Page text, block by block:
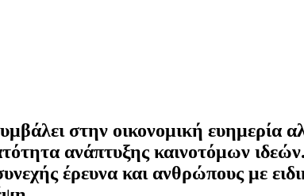
στην οικονομική ευημερία
ανάπτυξης καινοτόμων
έρευνα και ανθρώπους με